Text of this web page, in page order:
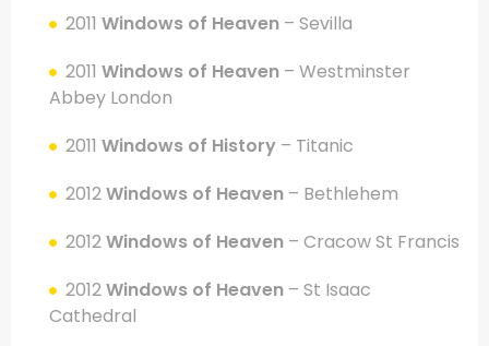
2011 Windows of Heaven – Sevilla
2011 Windows of Heaven – Westminster
Abbey London
2011 Windows of History – Titanic
2012Windows of Heaven – Bethlehem
2012Windows of Heaven – Cracow St Francis
2012Windows of Heaven – St Isaac
Cathedral